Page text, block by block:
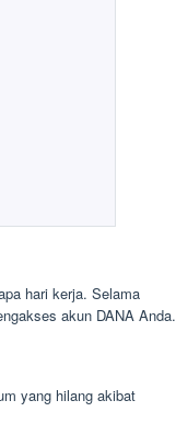
hari kerja. Selama
akun DANA Anda.
yang hilang akibat